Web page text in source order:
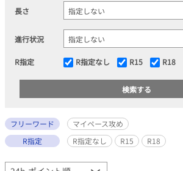
長さ
進行状況
R指定 R指定なし R15 R18
フリーワード
マイペース攻め
R指定
R指定なし R15 R18